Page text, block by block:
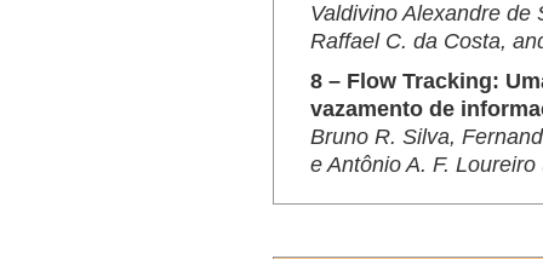
Valdivino Alexandre de
Raffael C. da Costa,
8 – Flow Tracking:
vazamento de
Bruno R. Silva,
e Antônio A. F. Loureiro